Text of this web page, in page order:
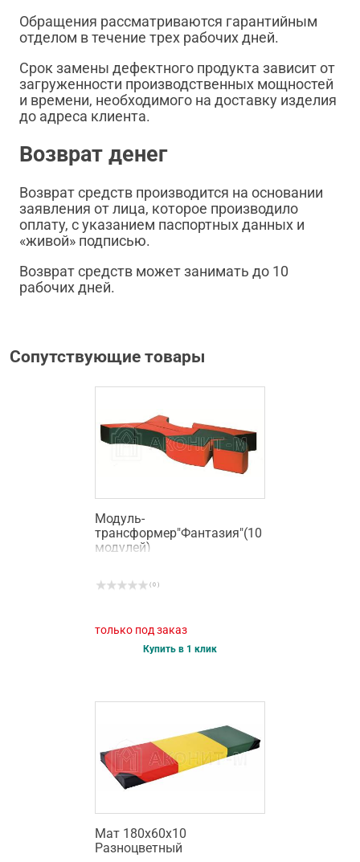
Обращения рассматриваются гарантийным
отделом в течение трех рабочих дней.
Срок замены дефектного продукта зависит от
загруженности производственных мощностей
и времени, необходимого на доставку изделия
до адреса клиента.
Возврат денег
Возврат средств производится на основании
заявления от лица, которое производило
оплату, с указанием паспортных данных и
«живой» подписью.
Возврат средств может занимать до 10
рабочих дней.
Сопутствующие товары
Модуль-
трансформер"Фантазия"(10
модулей)
( 0 )
только под заказ
Купить в 1 клик
Мат 180х60х10
Разноцветный